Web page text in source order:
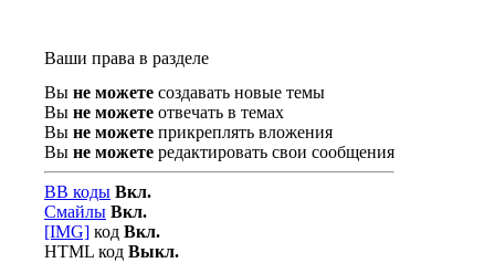
Ваши права в разделе
Вы не можете создавать новые темы
Вы не можете отвечать в темах
Вы не можете прикреплять вложения
Вы не можете редактировать свои сообщения
BB коды Вкл.
Смайлы Вкл.
[IMG] код Вкл.
HTML код Выкл.